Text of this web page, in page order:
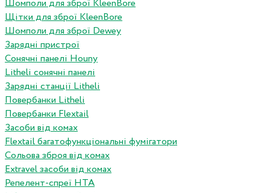
Шомполи для зброї KleenBore
Щітки для зброї KleenBore
Шомполи для зброї Dewey
Зарядні пристрої
Сонячні панелі Houny
Litheli сонячні панелі
Зарядні станції Litheli
Повербанки Litheli
Повербанки Flextail
Засоби від комах
Flextail багатофункціональні фумігатори
Сольова зброя від комах
Extravel засоби від комах
Репелент-спреї HTA